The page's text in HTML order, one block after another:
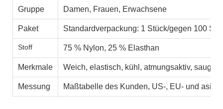
Gruppe Damen, Frauen, Erwachsene
Paket Standardverpackung: 1 Stück/gegen 100
Stoff 75 % Nylon, 25 % Elasthan
Merkmale Weich, elastisch, kühl, atmungsaktiv,
Messung Maßtabelle des Kunden, US-, EU- und